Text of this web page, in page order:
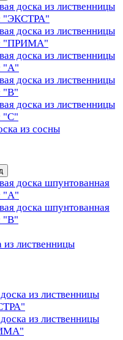
доска из лиственницы
"ЭКСТРА"
доска из лиственницы
"ПРИМА"
доска из лиственницы
"А"
доска из лиственницы
"B"
доска из лиственницы
"C"
из сосны
доска шпунтованная
"А"
доска шпунтованная
"B"
из лиственницы
из лиственницы
из лиственницы